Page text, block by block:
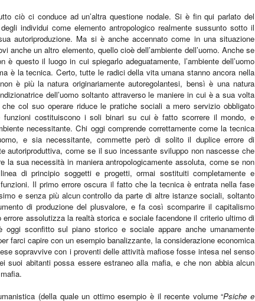
ciò ci conduce ad un’altra questione nodale. Si è fin qui parlato del
individui come elemento antropologico realmente sussunto sotto il
autoriproduzione. Ma si è anche accennato come in una situazione
anche un altro elemento, quello cioè dell’ambiente dell’uomo. Anche se
è questo il luogo in cui spiegarlo adeguatamente, l’ambiente dell’uomo
è la tecnica. Certo, tutte le radici della vita umana stanno ancora nella
è più la natura originariamente autoregolantesi, bensì è una natura
dell’uomo soltanto attraverso le maniere in cui è a sua volta
col suo operare riduce le pratiche sociali a mero servizio obbligato
funzioni costituiscono i soli binari su cui è fatto scorrere il mondo, e
necessitante. Chi oggi comprende correttamente come la tecnica
e sia necessitante, commette però di solito il duplice errore di
autoriproduttiva, come se il suo incessante sviluppo non nascesse che
la sua necessità in maniera antropologicamente assoluta, come se non
di principio soggetti e progetti, ormai sostituiti completamente e
Il primo errore oscura il fatto che la tecnica è entrata nella fase
e senza più alcun controllo da parte di altre istanze sociali, soltanto
di produzione del plusvalore, e fa così scomparire il capitalismo
assolutizza la realtà storica e sociale facendone il criterio ultimo di
sconfitto sul piano storico e sociale appare anche umanamente
farci capire con un esempio banalizzante, la considerazione economica
sopravvive con i proventi delle attività mafiose fosse intesa nel senso
suoi abitanti possa essere estraneo alla mafia, e che non abbia alcun
(della quale un ottimo esempio è il recente volume “Psiche e